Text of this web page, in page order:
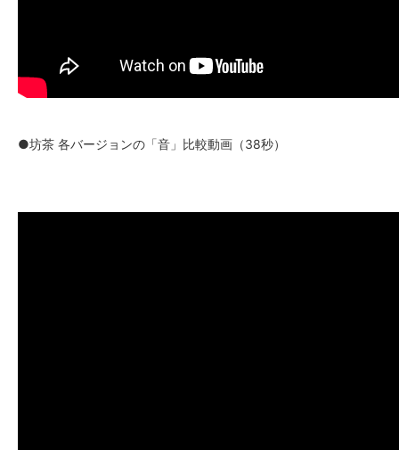
●坊茶 各バージョンの「音」比較動画（38秒）